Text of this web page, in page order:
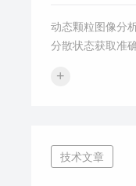
动态颗粒图像分
分散状态获取准
常见误区及解决
中因表面张力作
径结果。正确做
+
技术文章